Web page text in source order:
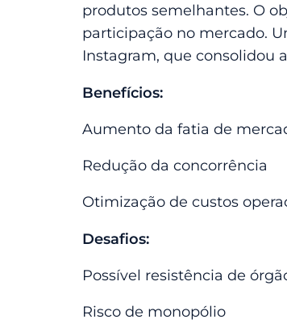
produtos semelhantes. O
participação no mercado.
Instagram, que consolidou
Benefícios:
Aumento da fatia de
Redução da concorrência
Otimização de custos
Desafios:
Possível resistência de
Risco de monopólio